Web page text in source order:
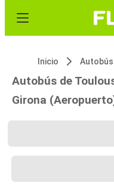
Inicio Autobús
Autobús de
Girona